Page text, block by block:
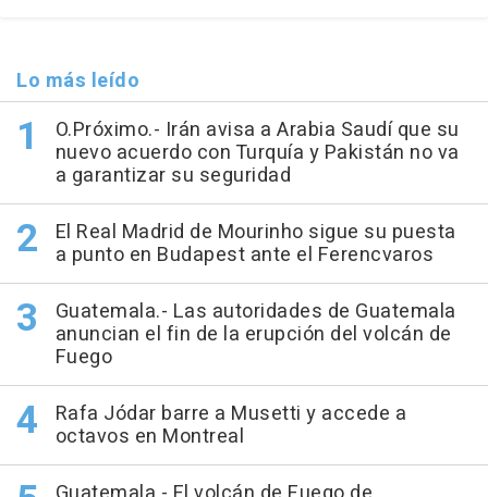
Lo más leído
O.Próximo.- Irán avisa a Arabia Saudí que su
nuevo acuerdo con Turquía y Pakistán no va
a garantizar su seguridad
El Real Madrid de Mourinho sigue su puesta
a punto en Budapest ante el Ferencvaros
Guatemala.- Las autoridades de Guatemala
anuncian el fin de la erupción del volcán de
Fuego
Rafa Jódar barre a Musetti y accede a
octavos en Montreal